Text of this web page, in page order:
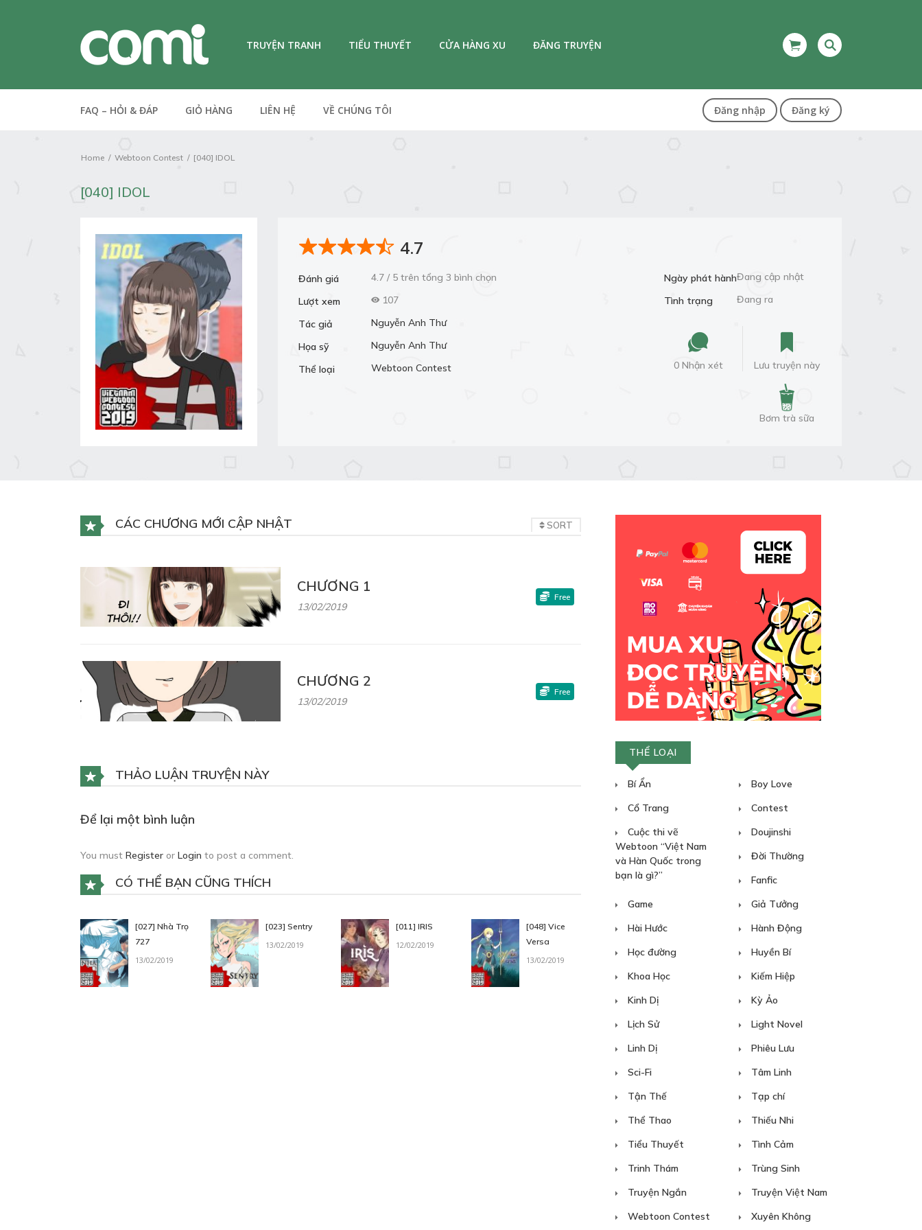
TRUYỆN TRANH TIỂU THUYẾT CỬA HÀNG XU ĐĂNG TRUYỆN
FAQ – HỎI & ĐÁP GIỎ HÀNG LIÊN HỆ VỀ CHÚNG TÔI Đăng nhập Đăng ký
Home Webtoon Contest [040] IDOL
[040] IDOL
4.7
Đánh giá
4.7 / 5 trên tổng 3 bình chọn
Lượt xem
107
Tác giả
Nguyễn Anh Thư
Họa sỹ
Nguyễn Anh Thư
Thể loại
Webtoon Contest
Ngày phát hànhĐang cập nhật
Tình trạng
Đang ra
0 Nhận xét Lưu truyện này
Bơm trà sữa
CÁC CHƯƠNG MỚI CẬP NHẬT SORT
CHƯƠNG 1
13/02/2019
Free
CHƯƠNG 2
13/02/2019
Free
THẢO LUẬN TRUYỆN NÀY
Để lại một bình luận
You must Register or Login to post a comment.
CÓ THỂ BẠN CŨNG THÍCH
[027] Nhà Trọ
727
13/02/2019
[023] Sentry
13/02/2019
[011] IRIS
12/02/2019
[048] Vice
Versa
13/02/2019
THỂ LOẠI
Bí Ẩn
Boy Love
Cổ Trang
Contest
Cuộc thi vẽ
Webtoon “Việt Nam
và Hàn Quốc trong
bạn là gì?”
Doujinshi
Đời Thường
Fanfic
Game
Giả Tưởng
Hài Hước
Hành Động
Học đường
Huyền Bí
Khoa Học
Kiếm Hiệp
Kinh Dị
Kỳ Ảo
Lịch Sử
Light Novel
Linh Dị
Phiêu Lưu
Sci-Fi
Tâm Linh
Tận Thế
Tạp chí
Thể Thao
Thiếu Nhi
Tiểu Thuyết
Tình Cảm
Trinh Thám
Trùng Sinh
Truyện Ngắn
Truyện Việt Nam
Webtoon Contest
Xuyên Không